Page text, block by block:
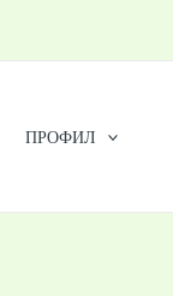
ПРОФИЛ